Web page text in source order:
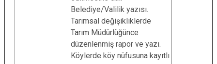
Belediye/Valilik yazısı.
Tarımsal değişikliklerde
Tarım Müdürlüğünce
düzenlenmiş rapor ve yazı.
Köylerde köy nüfusuna kayıtlı